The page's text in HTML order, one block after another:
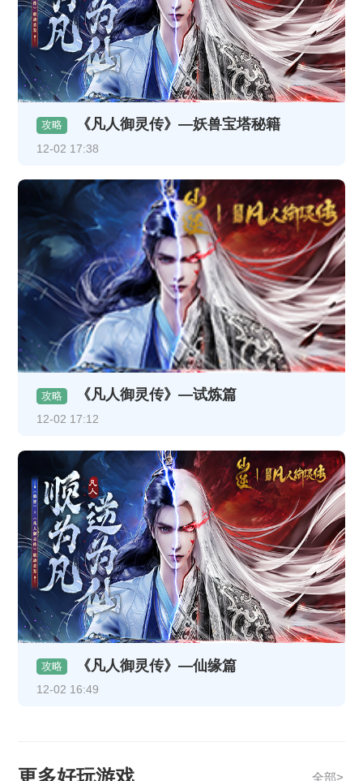
攻略 《凡人御灵传》—妖兽宝塔秘籍
12-02 17:38
攻略 《凡人御灵传》—试炼篇
12-02 17:12
攻略 《凡人御灵传》—仙缘篇
12-02 16:49
全部>